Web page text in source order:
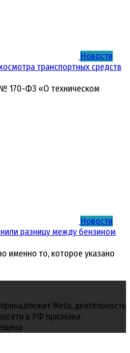
Новости
транспортных средств
170-ФЗ «О техническом
Новости
разницу между бензином
именно то, которое указано
Meta, деятельность
в РФ признана